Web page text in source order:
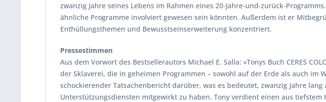
zwanzig Jahre seines Lebens im Rahmen eines 20-Jahre-und-zurück-
ähnliche Programme involviert gewesen sein könnten. Außerdem ist er
Enthüllungsthemen und Bewusstseinserweiterung konzentriert.
Pressestimmen
Aus dem Vorwort des Bestsellerautors Michael E. Salla: »Tonys Buch CERES
der Sklaverei, die in geheimen Programmen – sowohl auf der Erde als auch
schockierender Tatsachenbericht darüber, was es bedeutet, zwanzig Jahre
Unterstützungsdiensten mitgewirkt zu haben. Tony verdient einen aus